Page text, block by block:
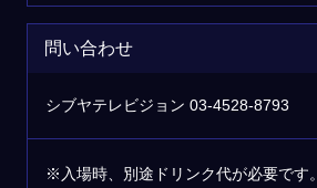
問い合わせ
シブヤテレビジョン 03-4528-8793
※入場時、別途ドリンク代が必要です。